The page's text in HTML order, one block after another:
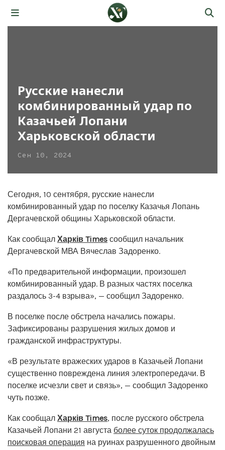
Русские нанесли
комбинированный удар по
Казачьей Лопани
Харьковской области
Сен 10, 2024
Сегодня, 10 сентября, русские нанесли
комбинированный удар по поселку Казачья Лопань
Дергачевской общины Харьковской области.
Как сообщал Харків Times сообщил начальник
Дергачевской МВА Вячеслав Задоренко.
«По предварительной информации, произошел
комбинированный удар. В разных частях поселка
раздалось 3-4 взрыва», — сообщил Задоренко.
В поселке после обстрела начались пожары.
Зафиксированы разрушения жилых домов и
гражданской инфраструктуры.
«В результате вражеских ударов в Казачьей Лопани
существенно повреждена линия электропередачи. В
поселке исчезли свет и связь», — сообщил Задоренко
чуть позже.
Как сообщал Харків Times, после русского обстрела
Казачьей Лопани 21 августа более суток продолжалась
поисковая операция на руинах разрушенного двойным